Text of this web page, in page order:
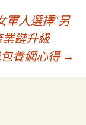
軍人選擇“另
鏈升級
養網心得 →